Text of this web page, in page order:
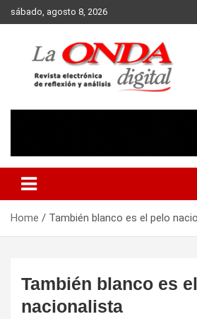
Skip
to
sábado, agosto 8, 2026
Home También blanco es el pelo
También blanco es
nacionalista